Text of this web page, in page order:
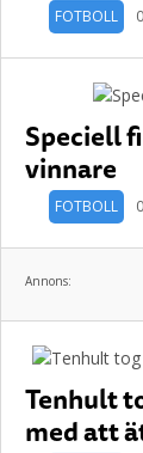
FOTBOLL
Speciell
vinnare
FOTBOLL
Annons:
Tenhult
med att